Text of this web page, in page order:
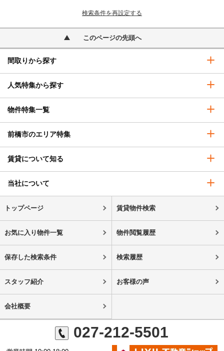
検索条件を再設定する
このページの先頭へ
間取りから探す
人気特集から探す
物件特集一覧
前橋市のエリア特集
賃貸について知る
当社について
トップページ 賃貸物件検索
お気に入り物件一覧 物件閲覧履歴
保存した検索条件 検索履歴
スタッフ紹介 お客様の声
会社概要
027-212-5501